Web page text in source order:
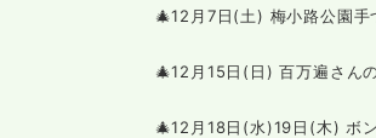
🎄12月7日(土) 梅小路公園
🎄12月15日(日) 百万遍さ
🎄12月18日(水)19日(木) ボ